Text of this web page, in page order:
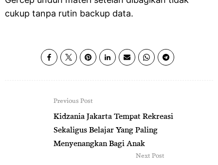
cukup tanpa rutin backup data.
Previous Post
Kidzania Jakarta Tempat Rekreasi
Sekaligus Belajar Yang Paling
Menyenangkan Bagi Anak
Next Post